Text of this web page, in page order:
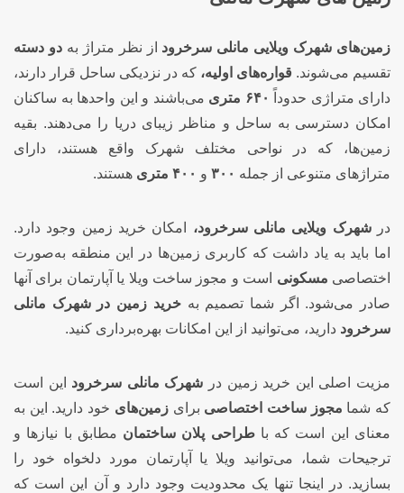
زمین‌های شهرک ویلایی مانلی سرخرود از نظر متراژ بهدو دسته
تقسیم می‌شوند. قواره‌های اولیه، که در نزدیکی ساحل قرار دارند،
دارای متراژی حدوداً
۶۴۰ متری
می‌باشند و این واحدها به ساکنان
امکان دسترسی به ساحل و مناظر زیبای دریا را می‌دهند. بقیه
زمین‌ها، که در نواحی مختلف شهرک واقع هستند، دارای
متراژهای متنوعی از جمله ۳۰۰ و ۴۰۰ متری هستند.
درشهرک ویلایی مانلی سرخرود، امکان خرید زمین وجود دارد.
اما باید به یاد داشت که کاربری زمین‌ها در این منطقه به‌صورت
اختصاصی مسکونی است و مجوز ساخت ویلا یا آپارتمان برای آنها
صادر می‌شود. اگر شما تصمیم بهخرید زمین در شهرک مانلی
سرخرود دارید، می‌توانید از این امکانات بهره‌برداری کنید.
مزیت اصلی این خرید زمین در شهرک مانلی سرخرود این است
که شما مجوز ساخت اختصاصی برایزمین‌های خود دارید. این به
معنای این است که باطراحی پلان ساختمان مطابق با نیازها و
ترجیحات شما، می‌توانید ویلا یا آپارتمان مورد دلخواه خود را
بسازید. در اینجا تنها یک محدودیت وجود دارد و آن این است که